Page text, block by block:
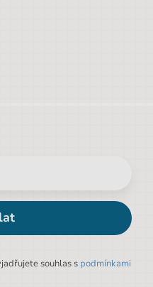
souhlas s podmínkami